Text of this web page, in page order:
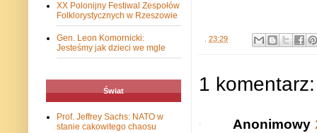
. 23:29
1 komentarz:
Anonimowy
XX Polonijny Festiwal Zespołów
Folklorystycznych w Rzeszowie
Gen. Leon Komornicki:
Jesteśmy jak dzieci we mgle
Świat
Prof. Jeffrey Sachs: NATO w
stanie cakowitego chaosu